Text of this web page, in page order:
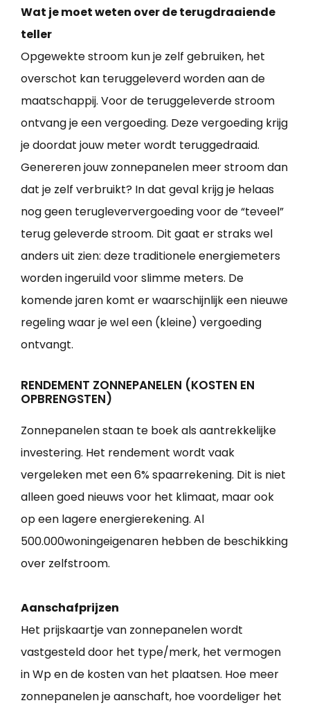
Wat je moet weten over de terugdraaiende
teller
Opgewekte stroom kun je zelf gebruiken, het
overschot kan teruggeleverd worden aan de
maatschappij. Voor de teruggeleverde stroom
ontvang je een vergoeding. Deze vergoeding krijg
je doordat jouw meter wordt teruggedraaid.
Genereren jouw zonnepanelen meer stroom dan
dat je zelf verbruikt? In dat geval krijg je helaas
nog geen terugleververgoeding voor de “teveel”
terug geleverde stroom. Dit gaat er straks wel
anders uit zien: deze traditionele energiemeters
worden ingeruild voor slimme meters. De
komende jaren komt er waarschijnlijk een nieuwe
regeling waar je wel een (kleine) vergoeding
ontvangt.
RENDEMENT ZONNEPANELEN (KOSTEN EN
OPBRENGSTEN)
Zonnepanelen staan te boek als aantrekkelijke
investering. Het rendement wordt vaak
vergeleken met een 6% spaarrekening. Dit is niet
alleen goed nieuws voor het klimaat, maar ook
op een lagere energierekening. Al
500.000woningeigenaren hebben de beschikking
over zelfstroom.
Aanschafprijzen
Het prijskaartje van zonnepanelen wordt
vastgesteld door het type/merk, het vermogen
in Wp en de kosten van het plaatsen. Hoe meer
zonnepanelen je aanschaft, hoe voordeliger het